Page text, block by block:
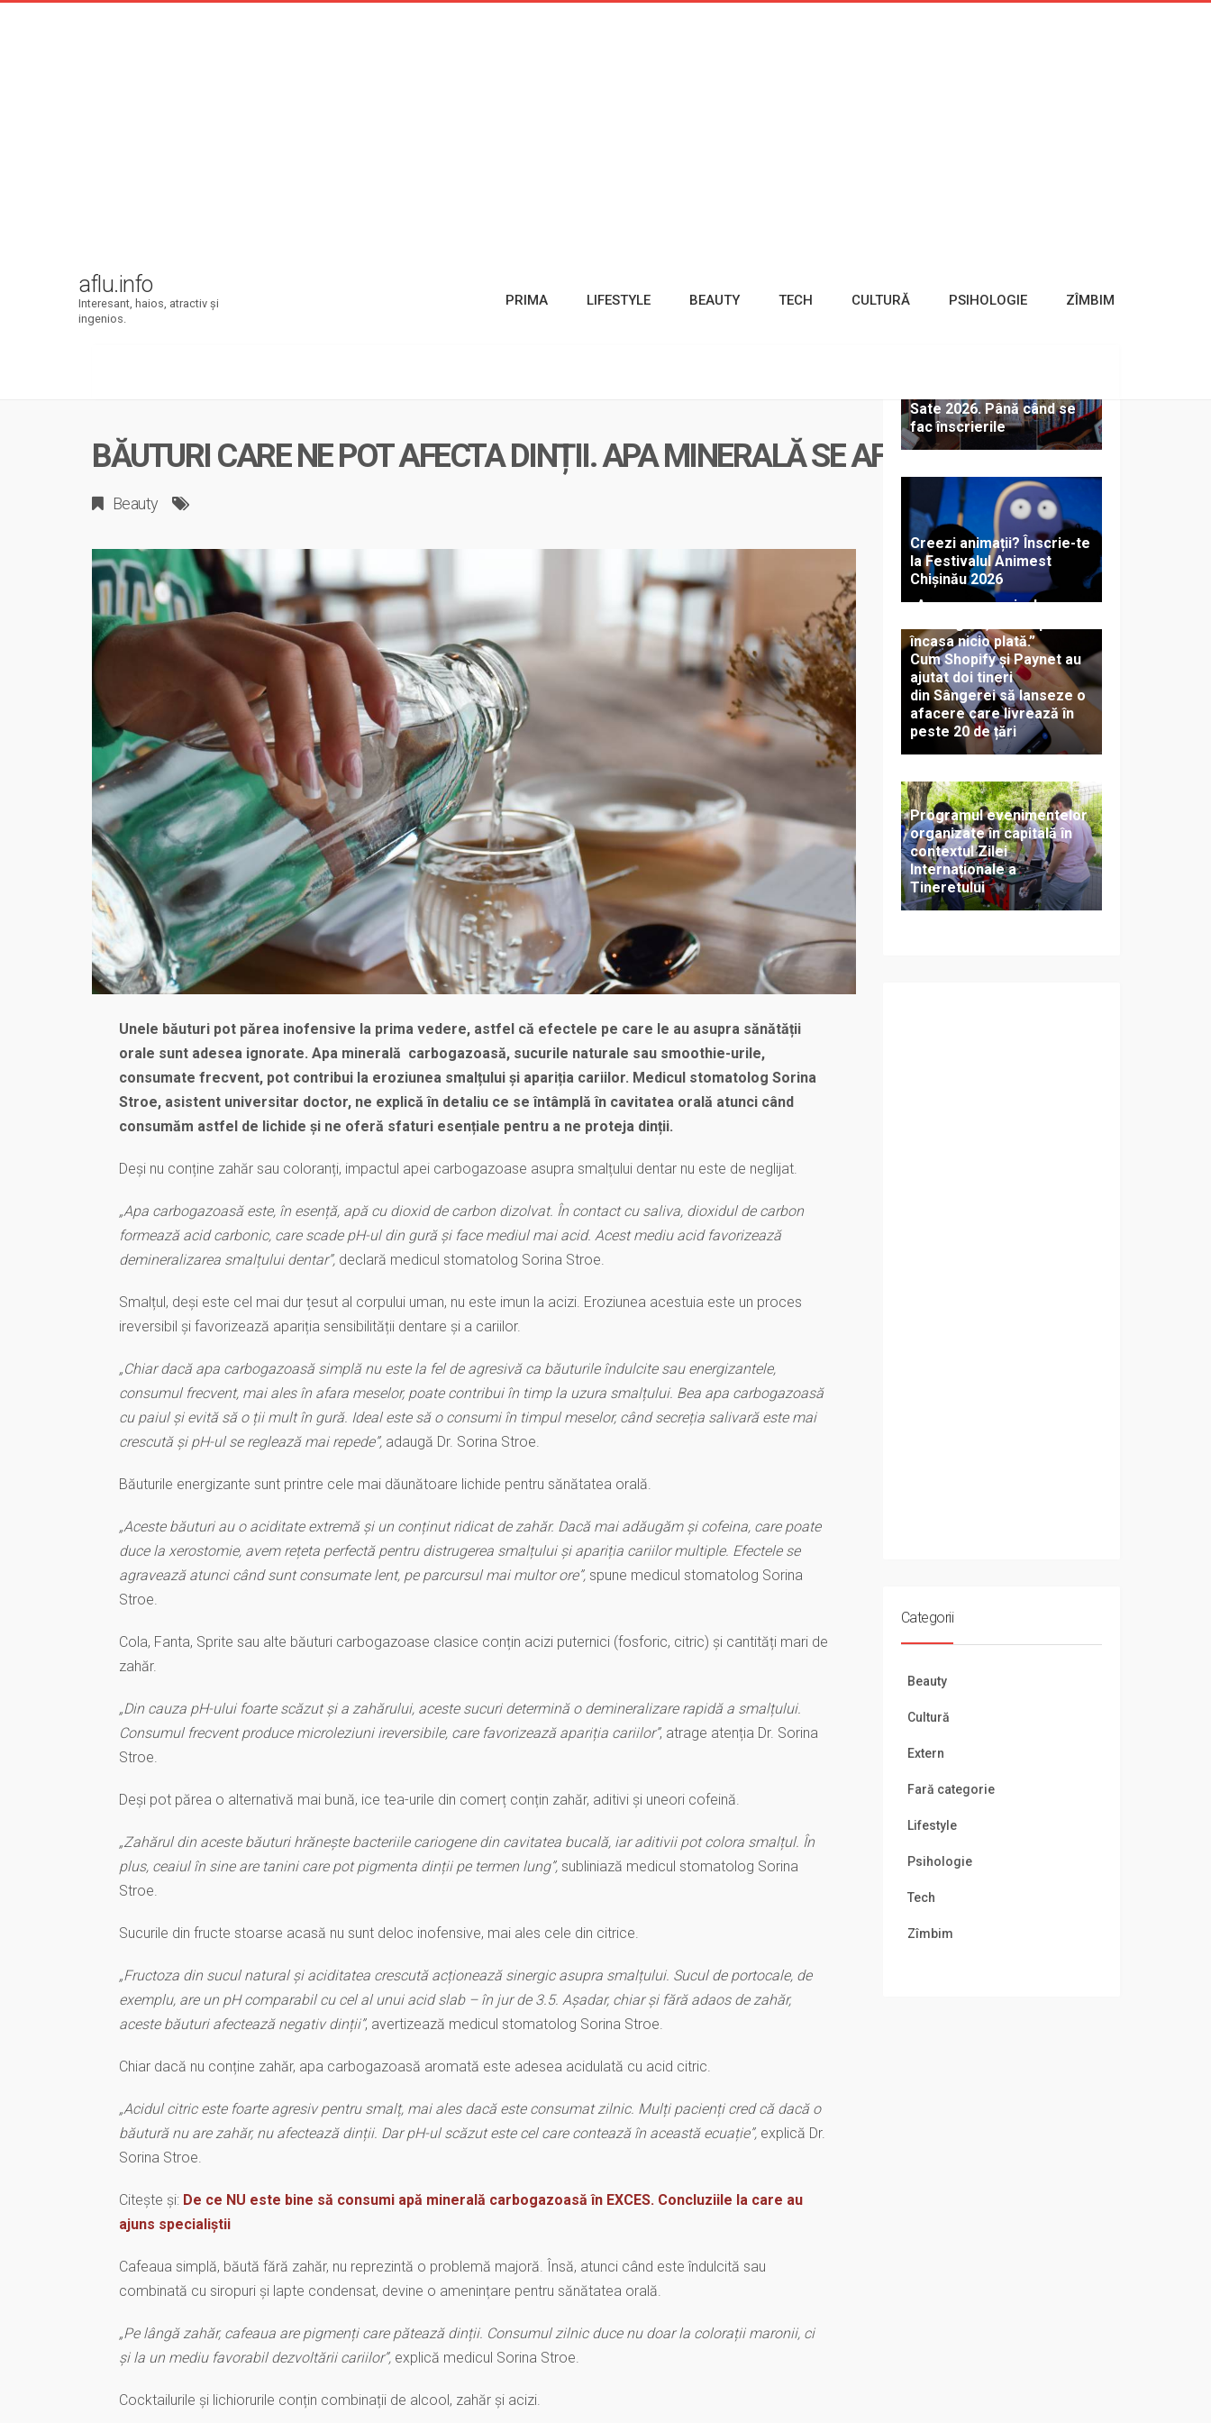
aflu.info
Interesant, haios, atractiv şi
ingenios.
PRIMA LIFESTYLE BEAUTY TECH CULTURĂ PSIHOLOGIE ZÎMBIM
BĂUTURI CARE NE POT AFECTA DINȚII. APA MINERALĂ SE AFLĂ PRINTRE ELE!
Beauty
Unele băuturi pot părea inofensive la prima vedere, astfel că efectele pe care le au asupra sănătății
orale sunt adesea ignorate. Apa minerală carbogazoasă, sucurile naturale sau smoothie-urile,
consumate frecvent, pot contribui la eroziunea smalțului și apariția cariilor. Medicul stomatolog Sorina
Stroe, asistent universitar doctor, ne explică în detaliu ce se întâmplă în cavitatea orală atunci când
consumăm astfel de lichide și ne oferă sfaturi esențiale pentru a ne proteja dinții.
Deși nu conține zahăr sau coloranți, impactul apei carbogazoase asupra smalțului dentar nu este de neglijat.
„Apa carbogazoasă este, în esență, apă cu dioxid de carbon dizolvat. În contact cu saliva, dioxidul de carbon
formează acid carbonic, care scade pH-ul din gură și face mediul mai acid. Acest mediu acid favorizează
demineralizarea smalțului dentar”, declară medicul stomatolog Sorina Stroe.
Smalțul, deși este cel mai dur țesut al corpului uman, nu este imun la acizi. Eroziunea acestuia este un proces
ireversibil și favorizează apariția sensibilității dentare și a cariilor.
„Chiar dacă apa carbogazoasă simplă nu este la fel de agresivă ca băuturile îndulcite sau energizantele,
consumul frecvent, mai ales în afara meselor, poate contribui în timp la uzura smalțului. Bea apa carbogazoasă
cu paiul și evită să o ții mult în gură. Ideal este să o consumi în timpul meselor, când secreția salivară este mai
crescută și pH-ul se reglează mai repede”, adaugă Dr. Sorina Stroe.
Băuturile energizante sunt printre cele mai dăunătoare lichide pentru sănătatea orală.
„Aceste băuturi au o aciditate extremă și un conținut ridicat de zahăr. Dacă mai adăugăm și cofeina, care poate
duce la xerostomie, avem rețeta perfectă pentru distrugerea smalțului și apariția cariilor multiple. Efectele se
agravează atunci când sunt consumate lent, pe parcursul mai multor ore”, spune medicul stomatolog Sorina
Stroe.
Cola, Fanta, Sprite sau alte băuturi carbogazoase clasice conțin acizi puternici (fosforic, citric) și cantități mari de
zahăr.
„Din cauza pH-ului foarte scăzut și a zahărului, aceste sucuri determină o demineralizare rapidă a smalțului.
Consumul frecvent produce microleziuni ireversibile, care favorizează apariția cariilor”, atrage atenția Dr. Sorina
Stroe.
Deși pot părea o alternativă mai bună, ice tea-urile din comerț conțin zahăr, aditivi și uneori cofeină.
„Zahărul din aceste băuturi hrănește bacteriile cariogene din cavitatea bucală, iar aditivii pot colora smalțul. În
plus, ceaiul în sine are tanini care pot pigmenta dinții pe termen lung”, subliniază medicul stomatolog Sorina
Stroe.
Sucurile din fructe stoarse acasă nu sunt deloc inofensive, mai ales cele din citrice.
„Fructoza din sucul natural și aciditatea crescută acționează sinergic asupra smalțului. Sucul de portocale, de
exemplu, are un pH comparabil cu cel al unui acid slab – în jur de 3.5. Așadar, chiar și fără adaos de zahăr,
aceste băuturi afectează negativ dinții”, avertizează medicul stomatolog Sorina Stroe.
Chiar dacă nu conține zahăr, apa carbogazoasă aromată este adesea acidulată cu acid citric.
„Acidul citric este foarte agresiv pentru smalț, mai ales dacă este consumat zilnic. Mulți pacienți cred că dacă o
băutură nu are zahăr, nu afectează dinții. Dar pH-ul scăzut este cel care contează în această ecuație”, explică Dr.
Sorina Stroe.
Citește și: De ce NU este bine să consumi apă minerală carbogazoasă în EXCES. Concluziile la care au
ajuns specialiștii
Cafeaua simplă, băută fără zahăr, nu reprezintă o problemă majoră. Însă, atunci când este îndulcită sau
combinată cu siropuri și lapte condensat, devine o amenințare pentru sănătatea orală.
„Pe lângă zahăr, cafeaua are pigmenți care pătează dinții. Consumul zilnic duce nu doar la colorații maronii, ci
și la un mediu favorabil dezvoltării cariilor”, explică medicul Sorina Stroe.
Cocktailurile și lichiorurile conțin combinații de alcool, zahăr și acizi.
Sate 2026. Până când se
fac înscrierile
Creezi animații? Înscrie-te
la Festivalul Animest
Chișinău 2026
„Aveam magazinul
încasa nicio plată.”
Cum Shopify și Paynet au
ajutat doi tineri
din Sângerei să lanseze o
afacere care livrează în
peste 20 de țări
Programul evenimentelor
organizate în capitală în
contextul Zilei
Internaționale a
Tineretului
Categorii
Beauty
Cultură
Extern
Fară categorie
Lifestyle
Psihologie
Tech
Zîmbim